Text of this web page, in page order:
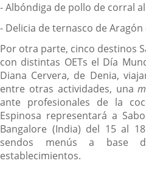
- Albóndiga de pollo de corral
- Delicia de ternasco de
Por otra parte, cinco destinos
con distintas OETs el Día
Diana Cervera, de Denia,
entre otras actividades, una
ante profesionales de la
Espinosa representará a
Bangalore (India) del 15 al
sendos menús a base
establecimientos.